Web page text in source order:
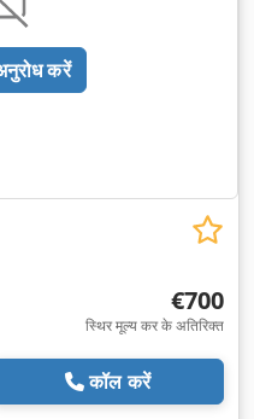
करें
€700
स्थिर मूल्य कर के अतिरिक्त
कॉल करें